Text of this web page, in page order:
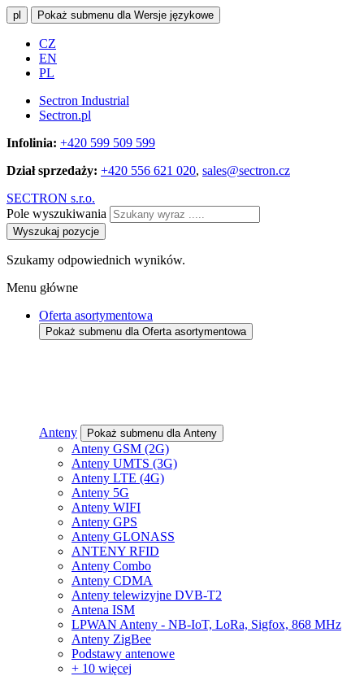
pl Pokaż submenu dla Wersje językowe
CZ
EN
PL
Sectron Industrial
Sectron.pl
Infolinia: +420 599 509 599
Dział sprzedaży: +420 556 621 020, sales@sectron.cz
SECTRON s.r.o.
Pole wyszukiwania
Wyszukaj pozycje
Szukamy odpowiednich wyników.
Menu główne
Oferta asortymentowa
Pokaż submenu dla Oferta asortymentowa
Anteny Pokaż submenu dla Anteny
Anteny GSM (2G)
Anteny UMTS (3G)
Anteny LTE (4G)
Anteny 5G
Anteny WIFI
Anteny GPS
Anteny GLONASS
ANTENY RFID
Anteny Combo
Anteny CDMA
Anteny telewizyjne DVB-T2
Antena ISM
LPWAN Anteny - NB-IoT, LoRa, Sigfox, 868 MHz
Anteny ZigBee
Podstawy antenowe
+ 10 więcej